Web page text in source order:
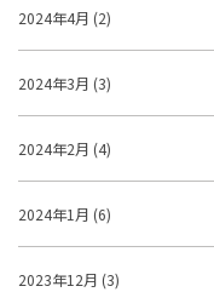
2024年4月 (2)
2024年3月 (3)
2024年2月 (4)
2024年1月 (6)
2023年12月 (3)